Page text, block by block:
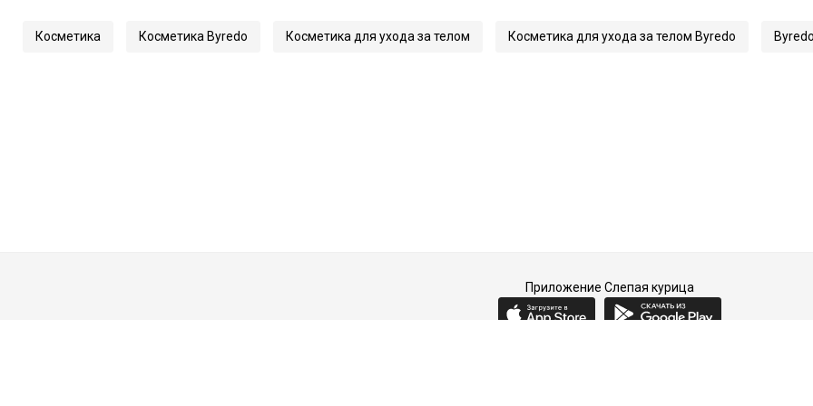
Косметика Косметика Byredo Косметика для ухода за телом Косметика для ухода за телом Byredo
Приложение Слепая курица